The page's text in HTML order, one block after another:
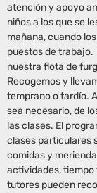
atención y apoyo
niños a los que se
mañana, cuando
puestos de trabajo.
nuestra flota de
Recogemos y
temprano o tardío.
sea necesario, de
las clases. El
clases particulares
comidas y
actividades, tiempo
tutores pueden